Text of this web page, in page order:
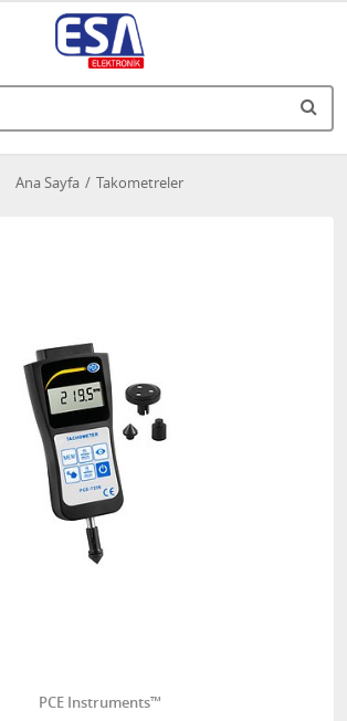
Ana Sayfa Takometreler
PCE Instruments™